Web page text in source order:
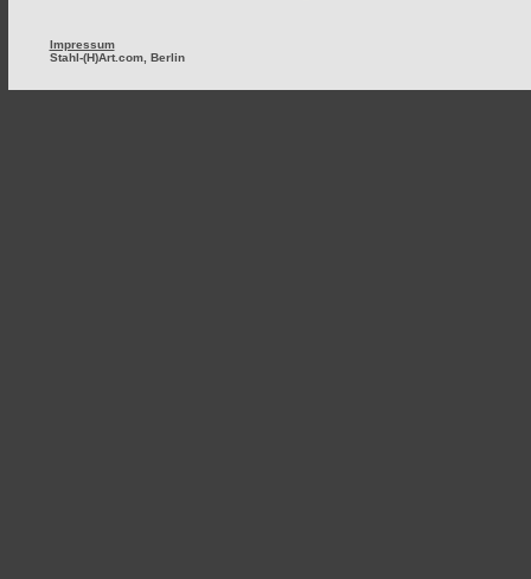
Impressum
Stahl-(H)Art.com, Berlin